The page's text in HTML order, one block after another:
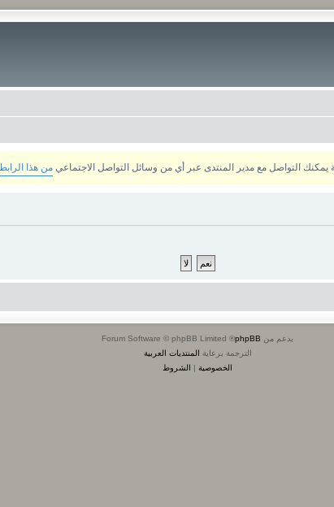
من هذا الرابط
بدعم من phpBB
® Forum Software © phpBB Limited
الترجمة برعاية المنتديات العربية
الخصوصية | الشروط